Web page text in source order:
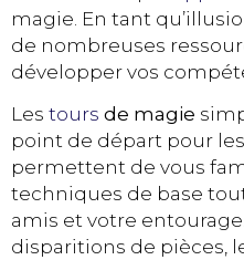
magie. En tant
de nombreuses
développer vos
Les tours de magie
point de départ pour
permettent de vous
techniques de base
amis et votre
disparitions de pièces,